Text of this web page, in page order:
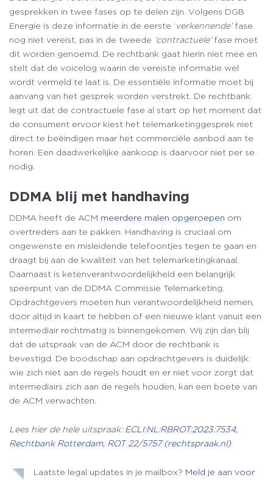
gesprekken in twee fases op te delen zijn. Volgens DGB
Energie is deze informatie in de eerste ‘verkennende’fase
nog niet vereist, pas in de tweede ‘contractuele’fase moet
dit worden genoemd. De rechtbank gaat hierin niet mee en
stelt dat de voicelog waarin de vereiste informatie wel
wordt vermeld te laat is. De essentiële informatie moet bij
aanvang van het gesprek worden verstrekt. De rechtbank
legt uit dat de contractuele fase al start op het moment dat
de consument ervoor kiest het telemarketinggesprek niet
direct te beëindigen maar het commerciële aanbod aan te
horen. Een daadwerkelijke aankoop is daarvoor niet per se
nodig.
DDMA blij met handhaving
DDMA heeft de ACM meerdere malen opgeroepen om
overtreders aan te pakken. Handhaving is cruciaal om
ongewenste en misleidende telefoontjes tegen te gaan en
draagt bij aan de kwaliteit van het telemarketingkanaal.
Daarnaast is ketenverantwoordelijkheid een belangrijk
speerpunt van de DDMA Commissie Telemarketing.
Opdrachtgevers moeten hun verantwoordelijkheid nemen,
door altijd in kaart te hebben of een nieuwe klant vanuit een
intermediair rechtmatig is binnengekomen. Wij zijn dan blij
dat de uitspraak van de ACM door de rechtbank is
bevestigd. De boodschap aan opdrachtgevers is duidelijk:
wie zich niet aan de regels houdt en er niet voor zorgt dat
intermediairs zich aan de regels houden, kan een boete van
de ACM verwachten.
Lees hier de hele uitspraak: ECLI:NL:RBROT:2023:7534,
Rechtbank Rotterdam, ROT 22/5757 (rechtspraak.nl)
Laatste legal updates in je mailbox? Meld je aan voor